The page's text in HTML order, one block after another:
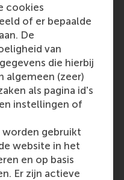
cookies
of er bepaalde
De
van
die hierbij
algemeen (zeer)
als pagina id's
instellingen of
gebruikt
website in het
en op basis
Er zijn actieve